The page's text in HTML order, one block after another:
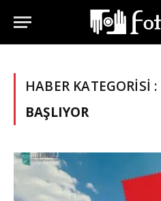
HABER KATEGORISI :
BAŞLIYOR